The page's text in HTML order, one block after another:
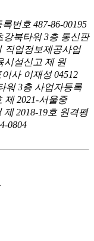
번호 487-86-00195
강북타워 3층 통신판
직업정보제공사업
시설신고 제 원
사 이재성 04512
워 3층 사업자등록
제 2021-서울중
2018-19호 원격평
0804